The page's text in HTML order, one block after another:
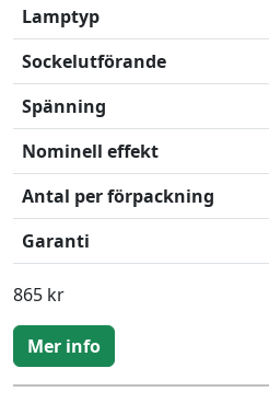
Lamptyp
Sockelutförande
Spänning
Nominell effekt
Antal per förpackning
Garanti
865 kr
Mer info